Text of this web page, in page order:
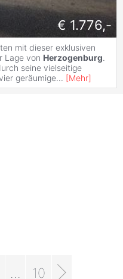
€ 1.776,-
mit dieser exklusiven
Lage von Herzogenburg.
seine vielseitige
geräumige... [Mehr]
10